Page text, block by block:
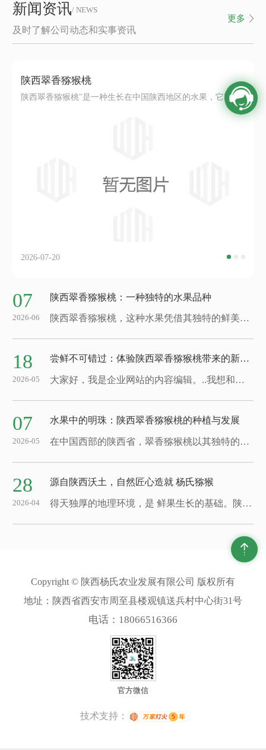
新闻资讯/ NEWS
及时了解公司动态和实事资讯
更多
陕西翠香猕猴桃
陕西翠香猕猴桃"是一种生长在中国陕西地区的水果，它以其独特的风味和丰富的营养价值而闻名。这种水果的外观呈现出美丽的翠绿色，皮薄肉嫩，口感清爽多汁。翠香猕猴桃含有丰富的维生素C、维生素E和纤维素等营养物质，对于促进健康起着积极作用。它不仅可以帮助增强免疫系统，还可有助于消化和保持肌肤的健康。在陕西地区，翠香猕猴...
2026-07-20
07
2026-06
陕西翠香猕猴桃：一种独特的水果品种
陕西翠香猕猴桃，这种水果凭借其独特的鲜美口感和丰富的营养价值，逐渐受到人们的喜爱。它们外表呈现出浓绿色，表皮上布满细小的毛茸，给人一种清新的感觉。剖开后，内部鲜艳翠绿，肉质细腻多汁，让人垂涎欲滴。翠香猕猴桃产自陕西地区，得益于当地独特的气候和土壤条件，使得这里的猕猴桃口感更加鲜美。在阳光充足的环境下，这些猕猴桃充分吸收...
18
2026-05
尝鲜不可错过：体验陕西翠香猕猴桃带来的新奇滋味
大家好，我是企业网站的内容编辑。..我想和大家分享一种..不能错过的新鲜滋味——陕西翠香猕猴桃。这种水果有着让人难以抗拒的诱人魅力，带来的口感和味道..会让您大呼过瘾。陕西翠香猕猴桃生长在得天独厚的气候条件下，在阳光和土壤的滋养下茁壮成长。每一颗猕猴桃都蕴含着丰富的营养成分，甜而不腻，酸而不涩，让人吃了之后回味无穷。这...
07
2026-05
水果中的明珠：陕西翠香猕猴桃的种植与发展
在中国西部的陕西省，翠香猕猴桃以其独特的品质和口感受到了越来越多人的喜爱。这种水果自引进以来，在当地得到了广泛栽培与发展。陕西的气候条件非常适合翠香猕猴桃的生长，土壤肥沃、温暖湿润的环境为其提供了理想的生长条件。种植者们精心呵护每一棵猕猴桃树，..其能够茁壮成长。他们注重耕作管理、灌溉施肥等工作，以..猕猴桃的健康生长...
28
2026-04
源自陕西沃土，自然匠心造就 杨氏猕猴
得天独厚的地理环境，是 鲜果生长的基础。陕西作为国内 的猕猴桃适宜种植产区，依托秦岭优越的自然生态条件，四季分明、光照充足，昼夜温差适中，搭配疏松肥沃的沙质土壤，为猕猴桃积累果香与果肉养分创造了 的生长环境。陕西杨氏农业发展有限公司深耕本土猕猴桃产业多年，扎根产地、专注鲜果种植与深加工，坚守自然种植理念，用心培育...
Copyright © 陕西杨氏农业发展有限公司 版权所有
地址：陕西省西安市周至县楼观镇送兵村中心街31号
电话：18066516366
官方微信
技术支持：